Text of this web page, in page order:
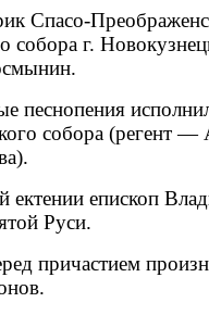
Спасо-
собора г.
песнопения
собора (регент
ектении епископ
Руси.
причастием